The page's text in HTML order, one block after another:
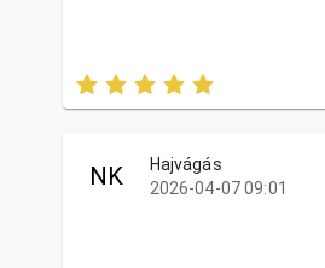
NK
Hajvágás
2026-04-07 09:01